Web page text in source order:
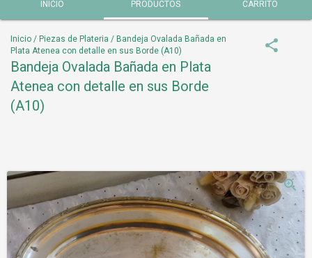
INICIO PRODUCTOS CARRITO
Inicio / Piezas de Plateria / Bandeja Ovalada Bañada en
Plata Atenea con detalle en sus Borde (A10)
Bandeja Ovalada Bañada en Plata
Atenea con detalle en sus Borde
(A10)